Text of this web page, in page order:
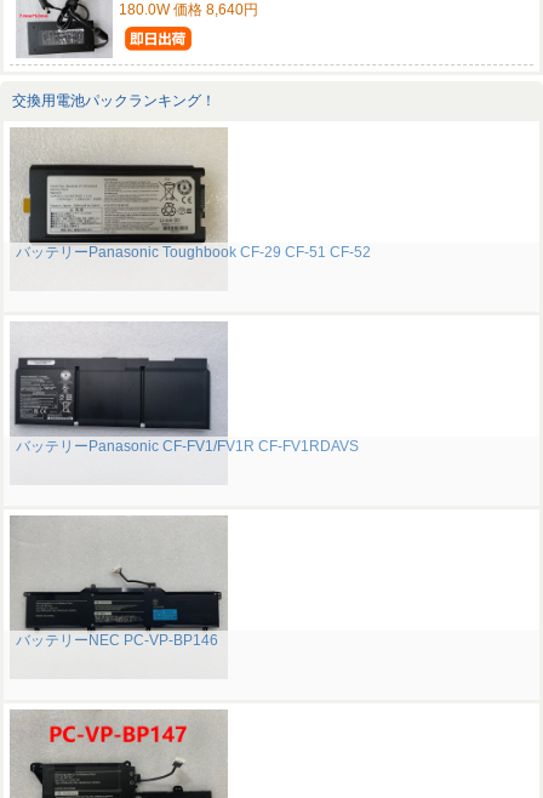
180.0W 価格 8,640円
交換用電池パックランキング！
バッテリーPanasonic Toughbook CF-29 CF-51 CF-52
バッテリーPanasonic CF-FV1/FV1R CF-FV1RDAVS
バッテリーNEC PC-VP-BP146